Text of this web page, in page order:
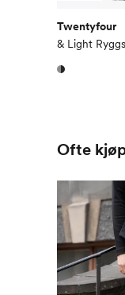
Twentyfour
& Light
Ofte